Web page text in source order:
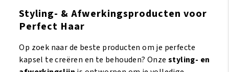
Styling- & Afwerkingsproducten voor
Perfect Haar
Op zoek naar de beste producten om je perfecte
kapsel te creëren en te behouden? Onze styling- en